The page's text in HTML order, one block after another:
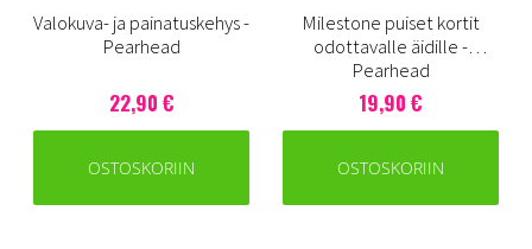
Valokuva- ja painatuskehys -
Pearhead
22,90 €
OSTOSKORIIN
Milestone puiset kortit
odottavalle äidille -
Pearhead
19,90 €
OSTOSKORIIN